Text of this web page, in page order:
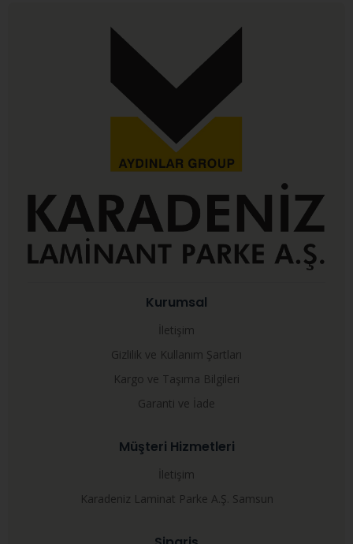
Kurumsal
İletişim
Gizlilik ve Kullanım Şartları
Kargo ve Taşıma Bilgileri
Garanti ve İade
Müşteri Hizmetleri
İletişim
Karadeniz Laminat Parke A.Ş. Samsun